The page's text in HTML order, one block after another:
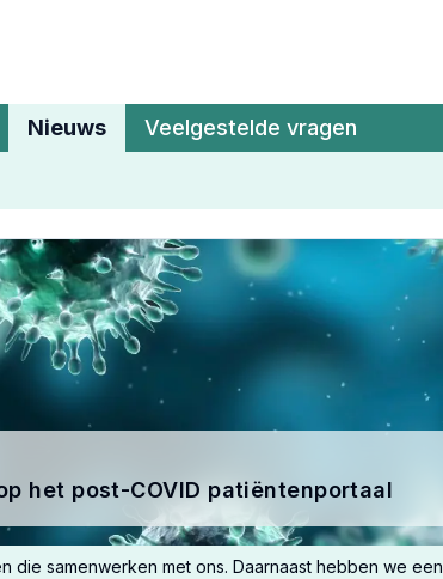
Nieuws Veelgestelde vragen
het post-COVID patiëntenportaal
die samenwerken met ons. Daarnaast hebben we een